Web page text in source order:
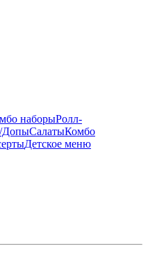
наборыРолл-
ДопыСалатыКомбо
Детское меню